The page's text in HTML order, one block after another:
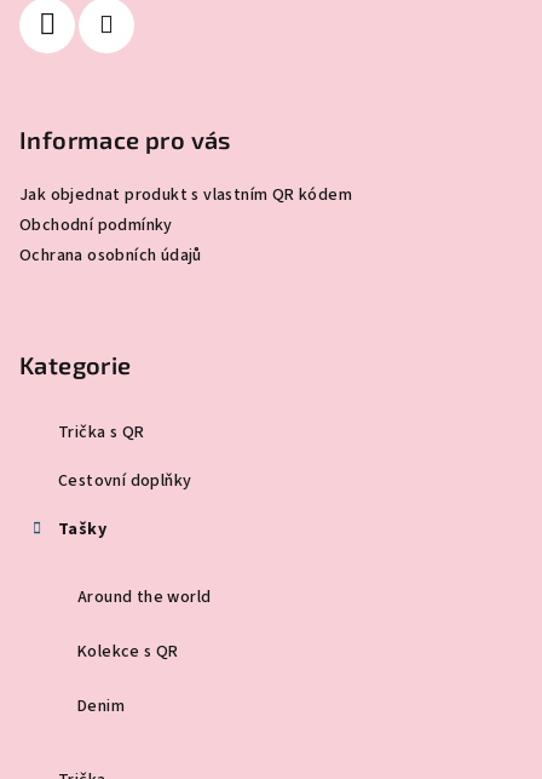
Informace pro vás
Jak objednat produkt s vlastním QR kódem
Obchodní podmínky
Ochrana osobních údajů
Kategorie
Trička s QR
Cestovní doplňky
Tašky
Around the world
Kolekce s QR
Denim